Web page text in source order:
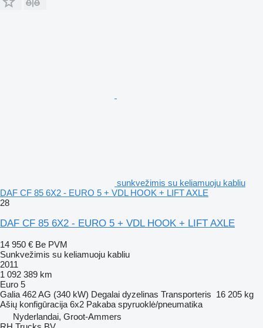
sunkvežimis su keliamuoju kabliu
DAF CF 85 6X2 - EURO 5 + VDL HOOK + LIFT AXLE
28
DAF CF 85 6X2 - EURO 5 + VDL HOOK + LIFT AXLE
14 950 € Be PVM
Sunkvežimis su keliamuoju kabliu
2011
1 092 389 km
Euro 5
Galia 462 AG (340 kW) Degalai dyzelinas Transporteris 16 205 kg
Ašių konfigūracija 6x2 Pakaba spyruoklė/pneumatika
Nyderlandai, Groot-Ammers